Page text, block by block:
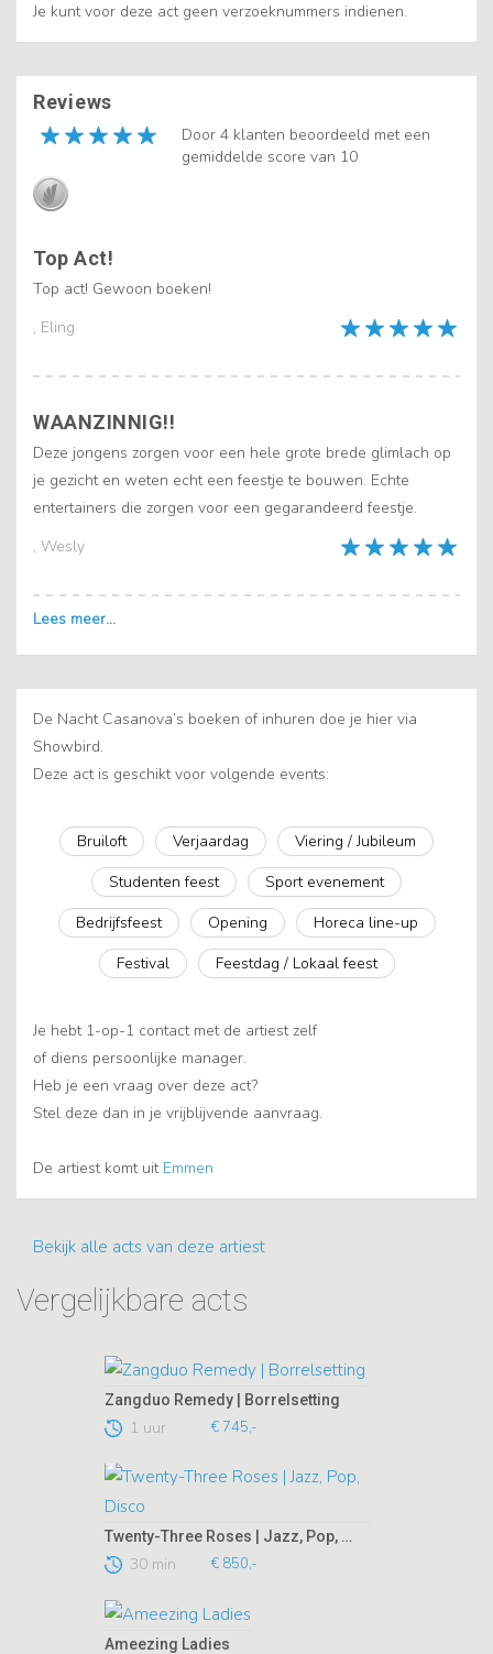
Je kunt voor deze act geen verzoeknummers indienen.
Reviews
Door 4 klanten beoordeeld met een
gemiddelde score van 10
, Eling
Top Act!
Top act! Gewoon boeken!
, Wesly
WAANZINNIG!!
Deze jongens zorgen voor een hele grote brede glimlach op
je gezicht en weten echt een feestje te bouwen. Echte
entertainers die zorgen voor een gegarandeerd feestje.
De Nacht Casanova’s boeken of inhuren doe je hier via
Showbird.
Deze act is geschikt voor volgende events:
Bruiloft Verjaardag
Viering / Jubileum
Studenten feest
Sport evenement
Bedrijfsfeest
Opening
Horeca line-up
Festival
Feestdag / Lokaal feest
Je hebt 1-op-1 contact met de artiest zelf
of diens persoonlijke manager.
Heb je een vraag over deze act?
Stel deze dan in je vrijblijvende aanvraag.
De artiest komt uit Emmen
Bekijk alle acts van deze artiest
Vergelijkbare acts
Zangduo Remedy | Borrelsetting
1 uur € 745,-
Twenty-Three Roses | Jazz, Pop, Disco
30 min € 850,-
Ameezing Ladies